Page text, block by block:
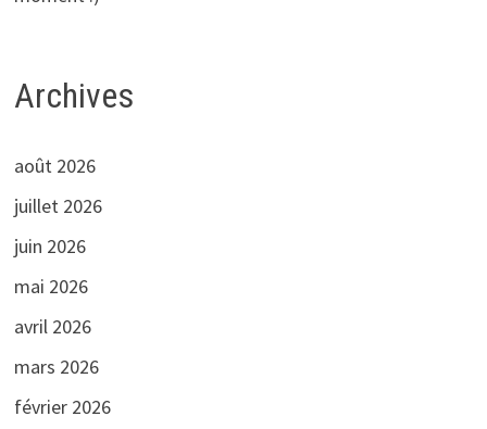
Archives
août 2026
juillet 2026
juin 2026
mai 2026
avril 2026
mars 2026
février 2026